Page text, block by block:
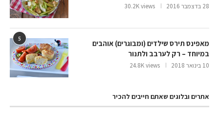
28 בדצמבר 2016 30.2K views
5
מאפינס תירס שילדים (ומבוגרים) אוהבים
במיוחד – רק לערבב ולתנור
10 בינואר 2018 24.8K views
אתרים ובלוגים שאתם חייבים להכיר